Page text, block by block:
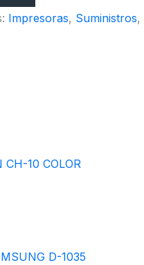
Impresoras, Suministros,
10 COLOR
D-1035